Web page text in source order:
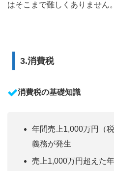
はそこまで難しくありません。
3.消費税
消費税の基礎知識
年間売上1,000万円（
義務が発生
売上1,000万円超えた